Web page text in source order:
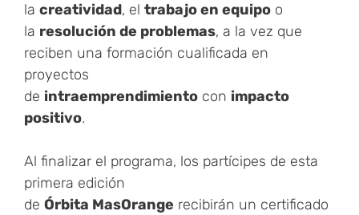
la creatividad, el trabajo en equipo o
la resolución de problemas, a la vez que
reciben una formación cualificada en
proyectos
de intraemprendimiento con impacto
positivo.
Al finalizar el programa, los partícipes de esta
primera edición
de Órbita MasOrange recibirán un certificado